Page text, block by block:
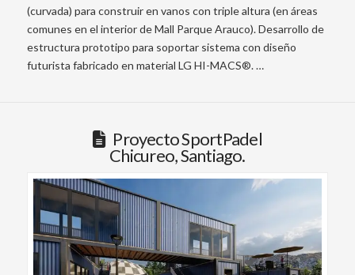
(curvada) para construir en vanos con triple altura (en áreas
comunes en el interior de Mall Parque Arauco). Desarrollo de
estructura prototipo para soportar sistema con diseño
futurista fabricado en material LG HI-MACS®. …
Proyecto SportPadel
Chicureo, Santiago.